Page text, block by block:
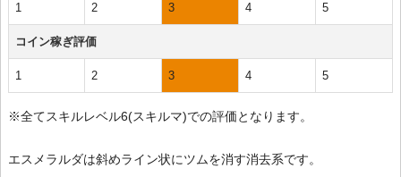
1 2 3 4 5
コイン稼ぎ評価
1 2 3 4 5
※全てスキルレベル6(スキルマ)での評価となります。
エスメラルダは斜めライン状にツムを消す消去系です。